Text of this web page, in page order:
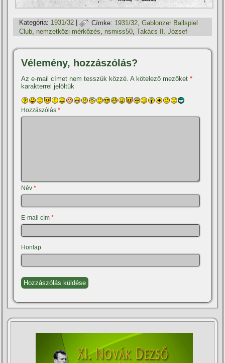
Kategória: 1931/32 | Címke: 1931/32 ,Gablonzer Ballspiel
Club, nemzetközi mérkőzés, nsmiss50,Takács II. József
Vélemény, hozzászólás?
Az e-mail címet nem tesszük közzé. A kötelező mezőket*
karakterrel jelöltük
Hozzászólás*
Név*
E-mail cím*
Honlap